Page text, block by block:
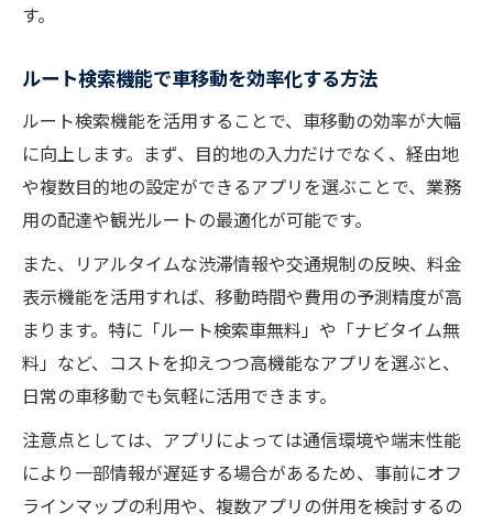
す。
ルート検索機能で車移動を効率化する方法
ルート検索機能を活用することで、車移動の効率が大幅
に向上します。まず、目的地の入力だけでなく、経由地
や複数目的地の設定ができるアプリを選ぶことで、業務
用の配達や観光ルートの最適化が可能です。
また、リアルタイムな渋滞情報や交通規制の反映、料金
表示機能を活用すれば、移動時間や費用の予測精度が高
まります。特に「ルート検索車無料」や「ナビタイム無
料」など、コストを抑えつつ高機能なアプリを選ぶと、
日常の車移動でも気軽に活用できます。
注意点としては、アプリによっては通信環境や端末性能
により一部情報が遅延する場合があるため、事前にオフ
ラインマップの利用や、複数アプリの併用を検討するの